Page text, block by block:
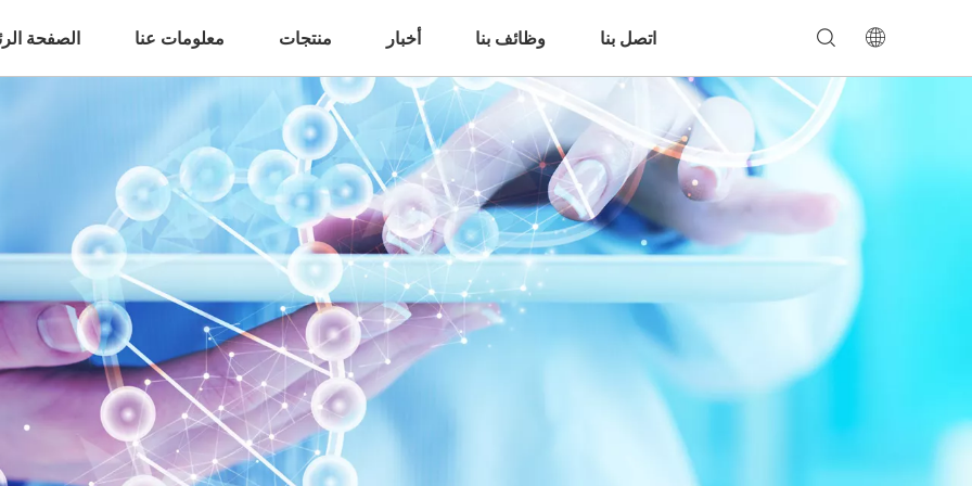
الصفحة معلومات عنا منتجات أخبار وظائف بنا اتصل بنا